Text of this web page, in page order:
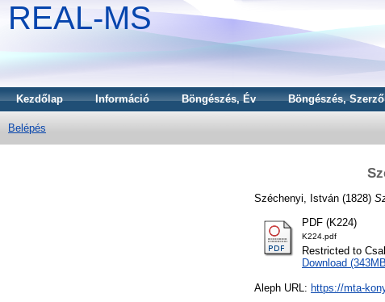
REAL-MS
Kezdőlap Információ Böngészés, Év Böngészés, Szerző
Belépés
Széchenyi, István (1828)
PDF (K224)
K224.pdf
Restricted to
Download
Aleph URL: https://mta-